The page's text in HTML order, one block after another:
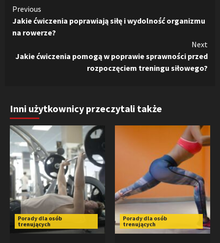
Continue
Reading
Previous
Jakie ćwiczenia poprawiają siłę i wydolność organizmu
na rowerze?
Next
Jakie ćwiczenia pomogą w poprawie sprawności przed
rozpoczęciem treningu siłowego?
Inni użytkownicy przeczytali także
Porady dla osób
trenujących
Porady dla osób
trenujących